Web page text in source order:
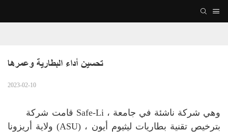
تحسين أداء البطارية وعمرها
2023-02-10
ولاية أريزونا (ASU) ، بترخيص تقنية بطاريات ليثيوم أيون